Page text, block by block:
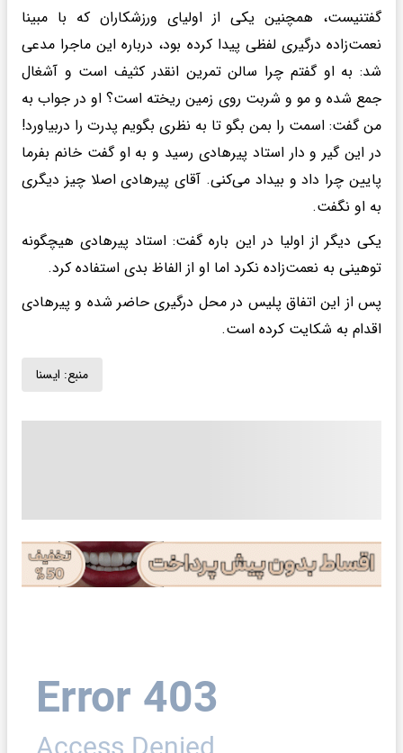
گفتنیست، همچنین یکی از اولیای ورزشکاران که با مبینا
نعمت‌زاده درگیری لفظی پیدا کرده بود، درباره این ماجرا مدعی
شد: به او گفتم چرا سالن تمرین انقدر کثیف است و آشغال
جمع شده و مو و شربت روی زمین ریخته است؟ او در جواب به
من گفت: اسمت را بمن بگو تا به نظری بگویم پدرت را دربیاورد!
در این گیر و دار استاد پیرهادی رسید و به او گفت خانم بفرما
پایین چرا داد و بیداد می‌کنی. آقای پیرهادی اصلا چیز دیگری
به او نگفت.
یکی دیگر از اولیا در این باره گفت: استاد پیرهادی هیچگونه
توهینی به نعمت‌زاده نکرد اما او از الفاظ بدی استفاده کرد.
پس از این اتفاق پلیس در محل درگیری حاضر شده و پیرهادی
اقدام به شکایت کرده است.
منبع: ايسنا